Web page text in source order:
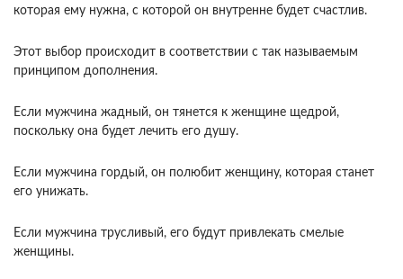
которая ему нужна, с которой он внутренне будет счастлив.
Этот выбор происходит в соответствии с так называемым
принципом дополнения.
Если мужчина жадный, он тянется к женщине щедрой,
поскольку она будет лечить его душу.
Если мужчина гордый, он полюбит женщину, которая станет
его унижать.
Если мужчина трусливый, его будут привлекать смелые
женщины.